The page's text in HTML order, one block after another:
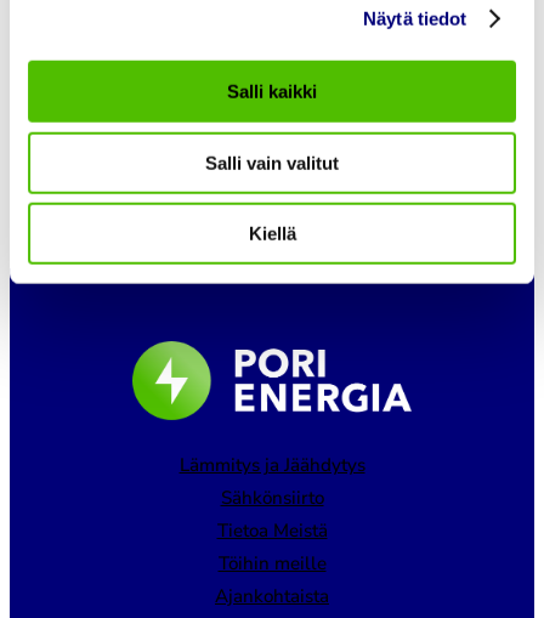
Näytä tiedot
Salli kaikki
Salli vain valitut
Kiellä
sopimus, jossa määritellään mm. toimitussisältö
tai erikseen laaditun rahoitussopimuksen
mukaisesti.
Lämmitys ja Jäähdytys
Sähkönsiirto
Tietoa Meistä
Töihin meille
Ajankohtaista